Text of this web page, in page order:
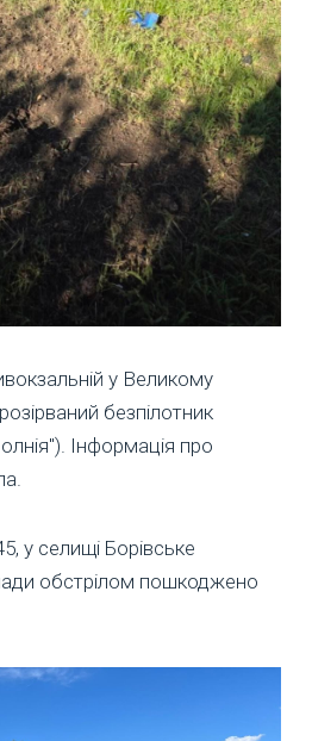
у Великому
безпілотник
Інформація про
у селищі Борівське
обстрілом пошкоджено